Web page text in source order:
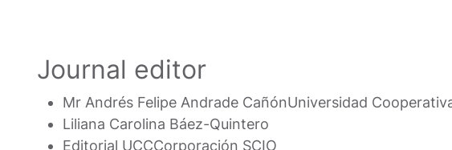
Journal editor
Mr Andrés Felipe Andrade CañónUniversidad
Liliana Carolina Báez-Quintero
Editorial UCCCorporación SCIO